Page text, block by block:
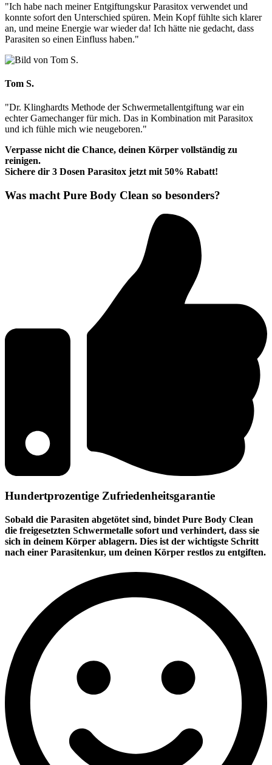
"Ich habe nach meiner Entgiftungskur Parasitox verwendet und
konnte sofort den Unterschied spüren. Mein Kopf fühlte sich klarer
an, und meine Energie war wieder da! Ich hätte nie gedacht, dass
Parasiten so einen Einfluss haben."
Tom S.
"Dr. Klinghardts Methode der Schwermetallentgiftung war ein
echter Gamechanger für mich. Das in Kombination mit Parasitox
und ich fühle mich wie neugeboren."
Verpasse nicht die Chance, deinen Körper vollständig zu
reinigen.
Sichere dir 3 Dosen Parasitox jetzt mit 50% Rabatt!
Was macht Pure Body Clean so besonders?
Hundertprozentige Zufriedenheitsgarantie
Sobald die Parasiten abgetötet sind, bindet Pure Body Clean
die freigesetzten Schwermetalle sofort und verhindert, dass sie
sich in deinem Körper ablagern. Dies ist der wichtigste Schritt
nach einer Parasitenkur, um deinen Körper restlos zu entgiften.